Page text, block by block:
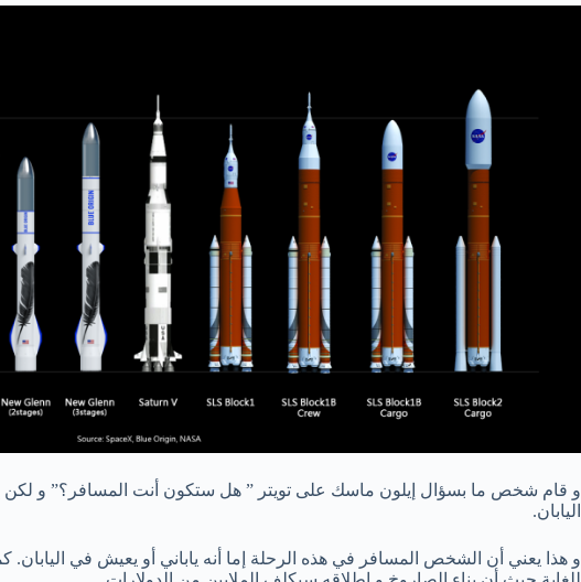
و قام شخص ما بسؤال إيلون ماسك على تويتر ” هل ستكون أنت المسافر؟” و لكن
اليابان.
و هذا يعني أن الشخص المسافر في هذه الرحلة إما أنه ياباني أو يعيش في اليابان.